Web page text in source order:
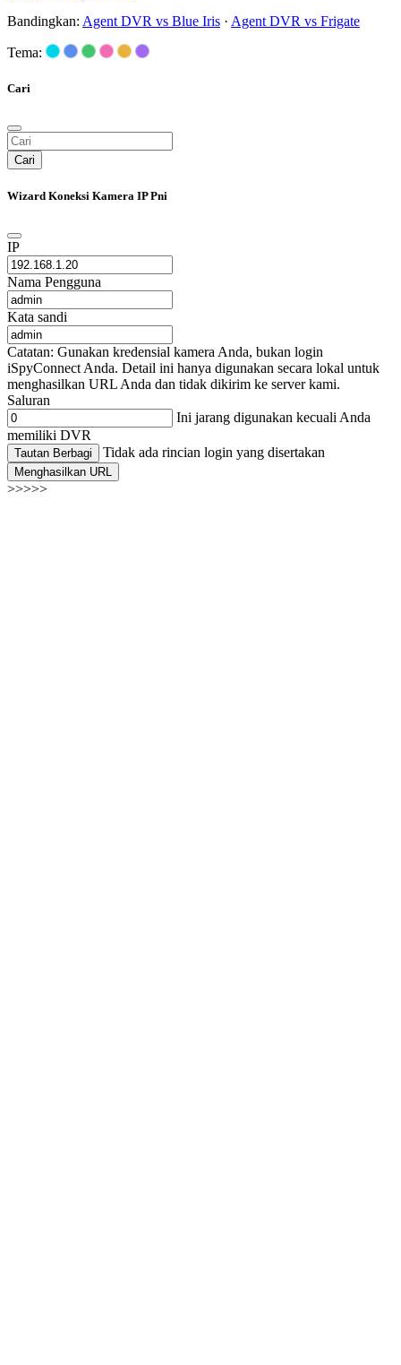
Bandingkan: Agent DVR vs Blue Iris · Agent DVR vs Frigate
Tema:
Cari
Cari
Wizard Koneksi Kamera IP Pni
IP
Nama Pengguna
Kata sandi
Catatan: Gunakan kredensial kamera Anda, bukan login
iSpyConnect Anda. Detail ini hanya digunakan secara lokal untuk
menghasilkan URL Anda dan tidak dikirim ke server kami.
Saluran
Ini jarang digunakan kecuali Anda
memiliki DVR
Tautan Berbagi Tidak ada rincian login yang disertakan
Menghasilkan URL
>>>>>